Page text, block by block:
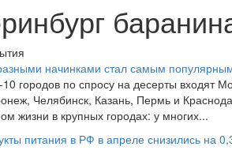
начинками стал самым
городов по спросу на десерты входят
Челябинск, Казань, Пермь и
жизни в крупных городах: у многих...
питания в РФ в апреле снизились на